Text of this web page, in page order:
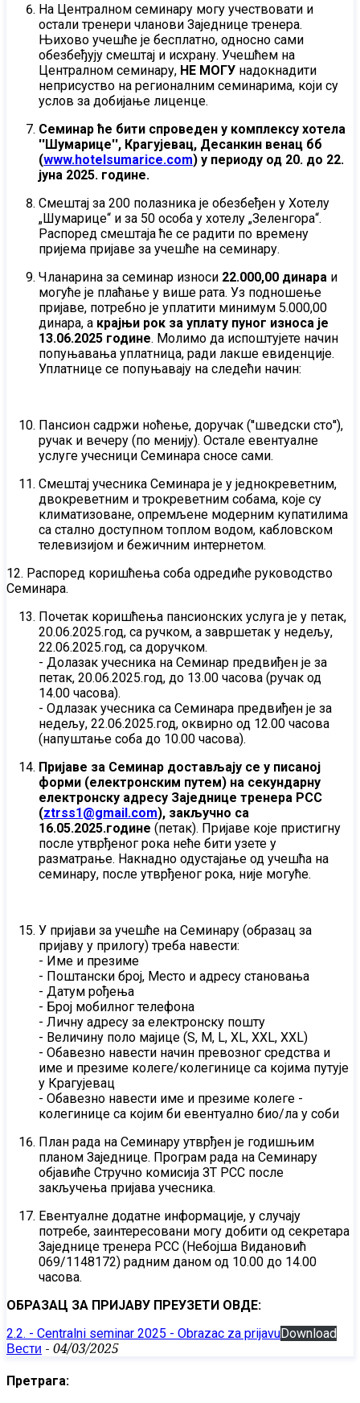
На Централном семинару могу учествовати и
остали тренери чланови Заједнице тренера.
Њихово учешће је бесплатно, односно сами
обезбеђују смештај и исхрану. Учешћем на
Централном семинару, НЕ МОГУ надокнадити
неприсуство на регионалним семинарима, који су
услов за добијање лиценце.
Семинар ће бити спроведен у комплексу хотела
''Шумарице'', Крагујевац, Десанкин венац бб
(www.hotelsumarice.com) у периоду од 20. до 22.
јуна 2025. године.
Смештај за 200 полазника је обезбеђен у Хотелу
„Шумарице“ и за 50 особа у хотелу „Зеленгора“.
Распоред смештаја ће се радити по времену
пријема пријаве за учешће на семинару.
Чланарина за семинар износи 22.000,00 динара и
могуће је плаћање у више рата. Уз подношење
пријаве, потребно је уплатити минимум 5.000,00
динара, а крајњи рок за уплату пуног износа је
13.06.2025 године. Молимо да испоштујете начин
попуњавања уплатница, ради лакше евиденције.
Уплатнице се попуњавају на следећи начин:
Пансион садржи ноћење, доручак (''шведски сто''),
ручак и вечеру (по менију). Остале евентуалне
услуге учесници Семинара сносе сами.
Смештај учесника Семинара је у једнокреветним,
двокреветним и трокреветним собама, које су
климатизоване, опремљене модерним купатилима
са стално доступном топлом водом, кабловском
телевизијом и бежичним интернетом.
12. Распоред коришћења соба одредиће руководство
Семинара.
Почетак коришћења пансионских услуга је у петак,
20.06.2025.год, са ручком, а завршетак у недељу,
22.06.2025.год, са доручком.
- Долазак учесника на Семинар предвиђен је за
петак, 20.06.2025.год, до 13.00 часова (ручак од
14.00 часова).
- Одлазак учесника са Семинара предвиђен је за
недељу, 22.06.2025.год, оквирно од 12.00 часова
(напуштање соба до 10.00 часова).
Пријаве за Семинар достављају се у писаној
форми (електронским путем) на секундарну
електронску адресу Заједнице тренера РСС
(ztrss1@gmail.com), закључно са
16.05.2025.године (петак). Пријаве које пристигну
после утврђеног рока неће бити узете у
разматрање. Накнадно одустајање од учешћа на
семинару, после утврђеног рока, није могуће.
У пријави за учешће на Семинару (образац за
пријаву у прилогу) треба навести:
- Име и презиме
- Поштански број, Место и адресу становања
- Датум рођења
- Број мобилног телефона
- Личну адресу за електронску пошту
- Величину поло мајице (S, M, L, XL, XXL, XXL)
- Обавезно навести начин превозног средства и
име и презиме колеге/колегинице са којима путује
у Крагујевац
- Обавезно навести име и презиме колеге -
колегинице са којим би евентуално био/ла у соби
План рада на Семинару утврђен је годишњим
планом Заједнице. Програм рада на Семинару
објавиће Стручно комисија ЗТ РСС после
закључења пријава учесника.
Евентуалне додатне информације, у случају
потребе, заинтересовани могу добити од секретара
Заједнице тренера РСС (Небојша Видановић
069/1148172) радним даном од 10.00 до 14.00
часова.
ОБРАЗАЦ ЗА ПРИЈАВУ ПРЕУЗЕТИ ОВДЕ:
2.2. - Centralni seminar 2025 - Obrazac za prijavuDownload
Вести - 04/03/2025
Претрага: